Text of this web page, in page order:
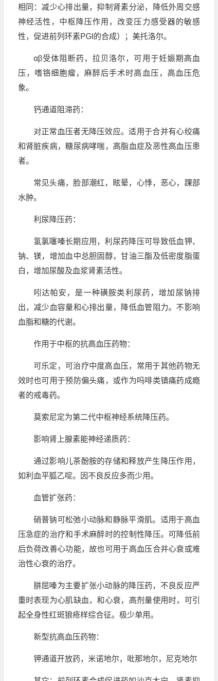
相同：减少心排出量，抑制肾素分泌，降低外周交感
神经活性，中枢降压作用，改变压力感受器的敏感
性，促进前列环素PGI的合成）；美托洛尔。
αβ受体阻断药，拉贝洛尔，可用于妊娠期高血
压，嗜铬细胞瘤，麻醉后手术时高血压，高血压危
象。
钙通道阻滞药：
对正常血压者无降压效应。适用于合并有心绞痛
和肾脏疾病，糖尿病哮喘，高脂血症及恶性高血压患
者。
常见头痛，脸部潮红，眩晕，心悸，恶心，踝部
水肿。
利尿降压药：
氢氯噻嗪长期应用，利尿药降压可导致低血钾、
钠、镁，增加血中总胆固醇，甘油三酯及低密度脂蛋
白，增加尿酸及血浆肾素活性。
吲达帕安，是一种磺胺类利尿药，增加尿钠排
出，减少血容量和心排出量，降低血管阻力。不影响
血脂和糖的代谢。
作用于中枢的抗高血压药物：
可乐定，可治疗中度高血压，常用于其他药物无
效时也可用于预防偏头痛，或作为吗啡类镇痛药成瘾
者的戒毒药。
莫索尼定为第二代中枢神经系统降压药。
影响肾上腺素能神经递质药：
通过影响儿茶酚胺的存储和释放产生降压作用，
如利血平胍乙啶。因不良反应多而少用。
血管扩张药：
硝普钠可松弛小动脉和静脉平滑肌。适用于高血
压急症的治疗和手术麻醉时的控制性降压。可降低前
后负荷改善心功能，故也可用于高血压合并心衰或难
治性心衰的治疗。
肼屈嗪为主要扩张小动脉的降压药，不良反应严
重时表现为心肌缺血，和心衰，高剂量使用时，可引
起全身性红斑狼疮样综合征。极少单用。
新型抗高血压药物：
钾通道开放药，米诺地尔，吡那地尔，尼克地尔